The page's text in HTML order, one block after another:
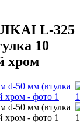
L-325
10
хром